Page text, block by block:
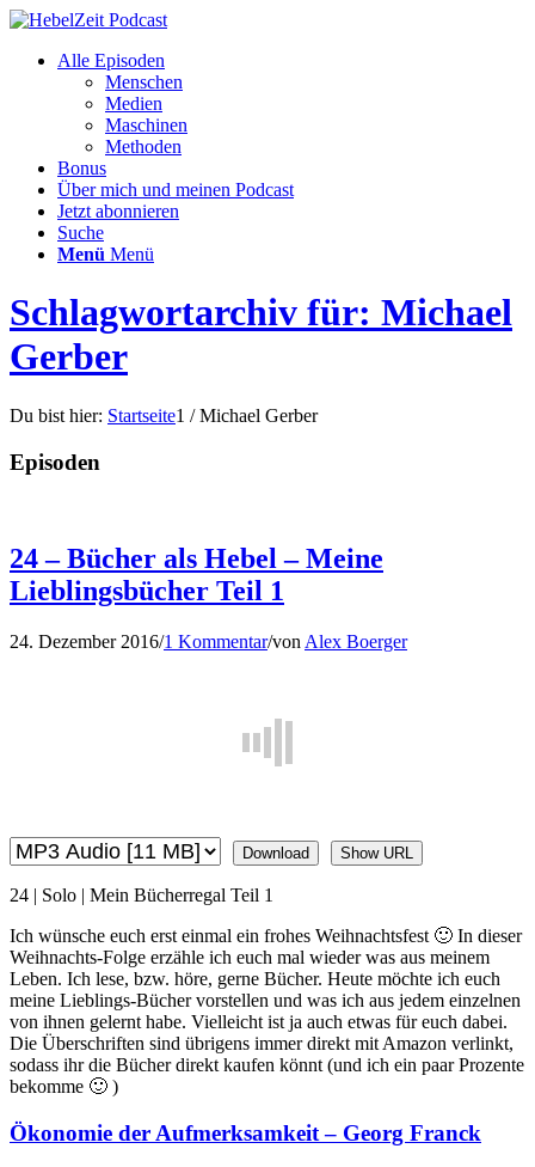
Alle Episoden
Menschen
Medien
Maschinen
Methoden
Bonus
Über mich und meinen Podcast
Jetzt abonnieren
Suche
Menü Menü
Schlagwortarchiv für: Michael
Gerber
Du bist hier: Startseite1 / Michael Gerber
Episoden
24 – Bücher als Hebel – Meine
Lieblingsbücher Teil 1
24. Dezember 2016/1 Kommentar/von Alex Boerger
Download Show URL
24 | Solo | Mein Bücherregal Teil 1
Ich wünsche euch erst einmal ein frohes Weihnachtsfest 🙂 In dieser
Weihnachts-Folge erzähle ich euch mal wieder was aus meinem
Leben. Ich lese, bzw. höre, gerne Bücher. Heute möchte ich euch
meine Lieblings-Bücher vorstellen und was ich aus jedem einzelnen
von ihnen gelernt habe. Vielleicht ist ja auch etwas für euch dabei.
Die Überschriften sind übrigens immer direkt mit Amazon verlinkt,
sodass ihr die Bücher direkt kaufen könnt (und ich ein paar Prozente
bekomme 🙂 )
Ökonomie der Aufmerksamkeit – Georg Franck